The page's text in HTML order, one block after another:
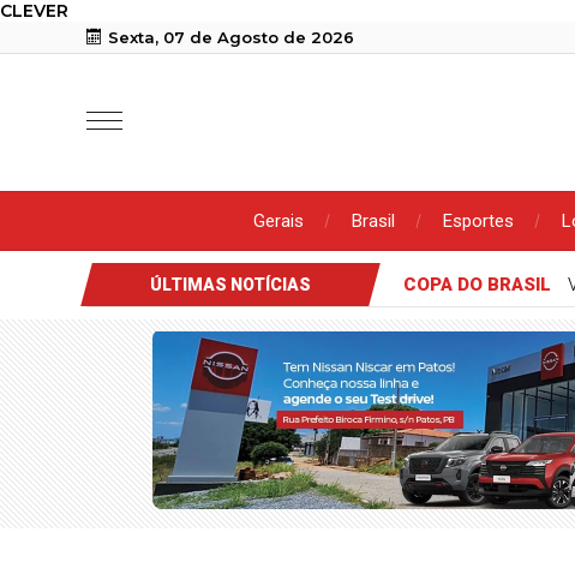
CLEVER
Sexta, 07 de Agosto de 2026
Gerais Brasil Esportes
ÚLTIMAS NOTÍCIAS COPA DO BRASIL